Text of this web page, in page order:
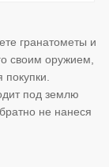
гранатометы и
своим оружием,
под землю
не нанеся